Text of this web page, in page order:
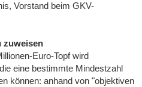
Vorstand beim GKV-
zuweisen
Euro-Topf wird
eine bestimmte Mindestzahl
können: anhand von "objektiven